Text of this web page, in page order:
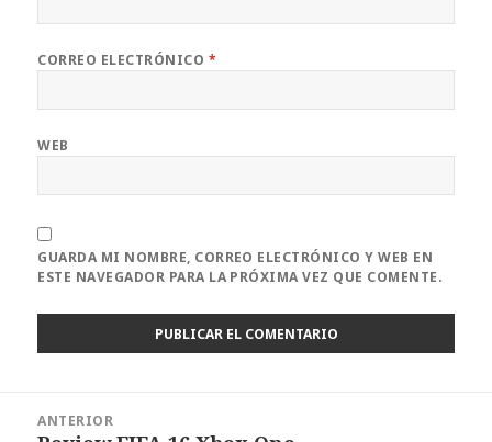
CORREO ELECTRÓNICO *
WEB
GUARDA MI NOMBRE, CORREO ELECTRÓNICO Y WEB EN
ESTE NAVEGADOR PARA LA PRÓXIMA VEZ QUE COMENTE.
ANTERIOR